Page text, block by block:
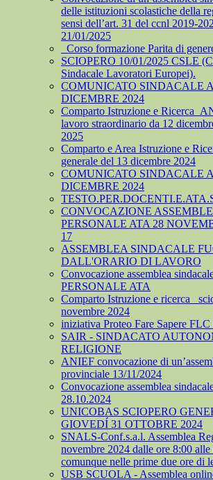
delle istituzioni scolastiche della
sensi dell’art. 31 del ccnl 2019-
21/01/2025
_Corso formazione Parita di
SCIOPERO 10/01/2025 CSLE
Sindacale Lavoratori Europei).
COMUNICATO SINDACALE
DICEMBRE 2024
Comparto Istruzione e
lavoro straordinario da 12
2025
Comparto e Area Istruzione e
generale del 13 dicembre 2024
COMUNICATO SINDACALE
DICEMBRE 2024
CONVOCAZIONE
PERSONALE ATA 28
17
ASSEMBLEA SINDACALE
DALL'ORARIO DI LAVORO
Convocazione assemblea
PERSONALE ATA
Comparto Istruzione e ricerca_
novembre 2024
iniziativa Proteo Fare Sapere
SAIR - SINDACATO
RELIGIONE
ANIEF convocazione di
provinciale 13/11/2024
Convocazione assemblea
28.10.2024
UNICOBAS SCIOPERO
GIOVEDÍ 31 OTTOBRE 2024
SNALS-Conf.s.a.l. Assemblea
novembre 2024 dalle ore 8:00
comunque nelle prime due ore di
USB SCUOLA - Assemblea